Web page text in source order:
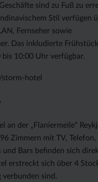
sind zu Fuß zu
Stil verfügen
Fernseher sowie
Das inkludierte
10:00 Uhr verfügbar.
hotel
an der „Flaniermeile“
Zimmern mit TV,
und Bars befinden sich
erstreckt sich über 4
verbunden sind.